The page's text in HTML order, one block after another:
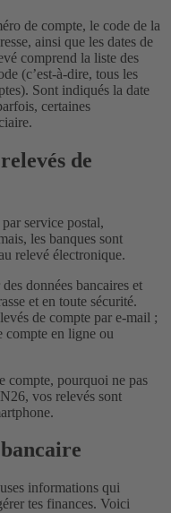
de compte, le code de la
ainsi que les dates de
comprend la liste des
(c’est-à-dire, tous les
Sont indiqués la date
certaines
de
service postal,
les banques sont
relevé électronique.
données bancaires et
et en toute sécurité.
de compte par e-mail ;
compte en ligne ou
compte, pourquoi ne pas
vos relevés sont
informations qui
tes finances. Voici